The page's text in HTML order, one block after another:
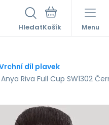
Hledat Menu
díl plavek
Riva Full Cup SW1302